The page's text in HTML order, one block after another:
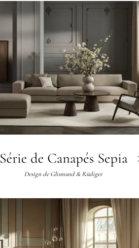
Série de Canapés Sepia
Design deGlismand & Rüdiger